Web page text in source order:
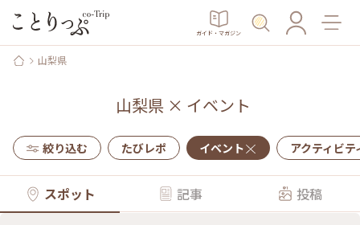
ガイド・マガジン
山梨県
山梨県 × イベント
絞り込む たびレポ イベント アクティビテ
スポット 記事 投稿